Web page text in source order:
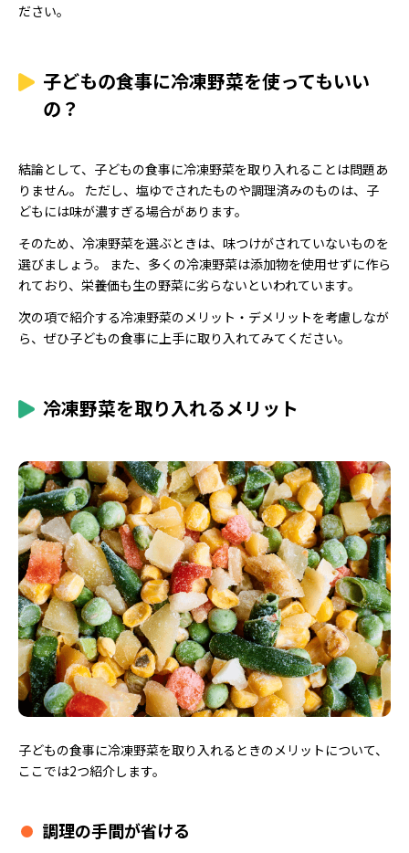
ださい。
子どもの食事に冷凍野菜を使ってもいい
の？
結論として、子どもの食事に冷凍野菜を取り入れることは問題あ
りません。 ただし、塩ゆでされたものや調理済みのものは、子
どもには味が濃すぎる場合があります。
そのため、冷凍野菜を選ぶときは、味つけがされていないものを
選びましょう。 また、多くの冷凍野菜は添加物を使用せずに作ら
れており、栄養価も生の野菜に劣らないといわれています。
次の項で紹介する冷凍野菜のメリット・デメリットを考慮しなが
ら、ぜひ子どもの食事に上手に取り入れてみてください。
冷凍野菜を取り入れるメリット
子どもの食事に冷凍野菜を取り入れるときのメリットについて、
ここでは2つ紹介します。
調理の手間が省ける